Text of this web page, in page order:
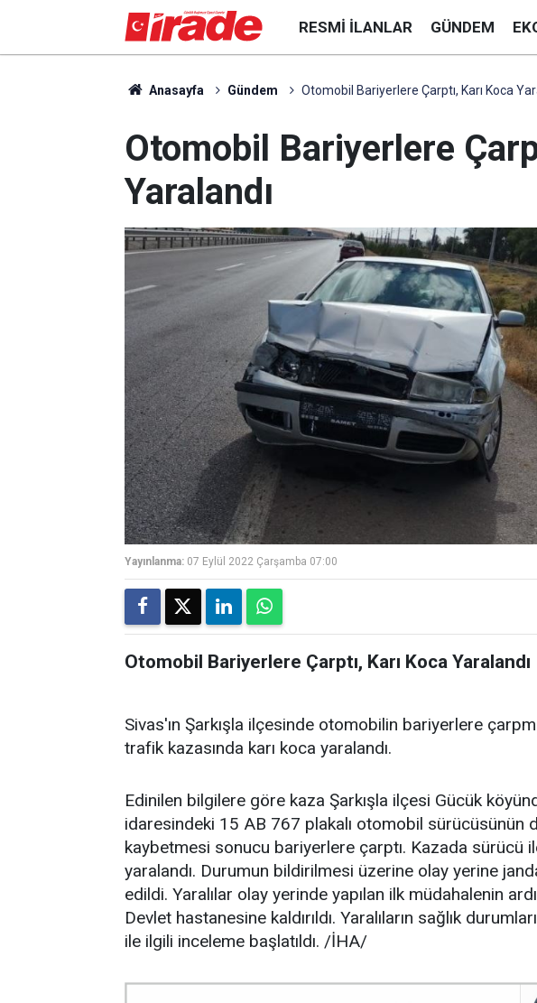
RESMI İLANLAR GÜNDEM
Anasayfa Gündem Otomobil Bariyerlere Çarptı, Karı Koca
Otomobil Bariyerlere
Yaralandı
Yayınlanma: 07 Eylül 2022 Çarşamba 07:00
Otomobil Bariyerlere Çarptı, Karı Koca Yaralandı
Sivas'ın Şarkışla ilçesinde otomobilin bariyerlere
trafik kazasında karı koca yaralandı.
Edinilen bilgilere göre kaza Şarkışla ilçesi Gücük
idaresindeki 15 AB 767 plakalı otomobil sürücüsünün
kaybetmesi sonucu bariyerlere çarptı. Kazada sürücü
yaralandı. Durumun bildirilmesi üzerine olay yerine
edildi. Yaralılar olay yerinde yapılan ilk müdahalenin
Devlet hastanesine kaldırıldı. Yaralıların sağlık
ile ilgili inceleme başlatıldı. /İHA/